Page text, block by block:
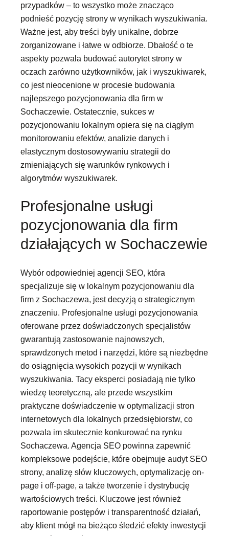
przypadków – to wszystko może znacząco
podnieść pozycję strony w wynikach wyszukiwania.
Ważne jest, aby treści były unikalne, dobrze
zorganizowane i łatwe w odbiorze. Dbałość o te
aspekty pozwala budować autorytet strony w
oczach zarówno użytkowników, jak i wyszukiwarek,
co jest nieocenione w procesie budowania
najlepszego pozycjonowania dla firm w
Sochaczewie. Ostatecznie, sukces w
pozycjonowaniu lokalnym opiera się na ciągłym
monitorowaniu efektów, analizie danych i
elastycznym dostosowywaniu strategii do
zmieniających się warunków rynkowych i
algorytmów wyszukiwarek.
Profesjonalne usługi
pozycjonowania dla firm
działających w Sochaczewie
Wybór odpowiedniej agencji SEO, która
specjalizuje się w lokalnym pozycjonowaniu dla
firm z Sochaczewa, jest decyzją o strategicznym
znaczeniu. Profesjonalne usługi pozycjonowania
oferowane przez doświadczonych specjalistów
gwarantują zastosowanie najnowszych,
sprawdzonych metod i narzędzi, które są niezbędne
do osiągnięcia wysokich pozycji w wynikach
wyszukiwania. Tacy eksperci posiadają nie tylko
wiedzę teoretyczną, ale przede wszystkim
praktyczne doświadczenie w optymalizacji stron
internetowych dla lokalnych przedsiębiorstw, co
pozwala im skutecznie konkurować na rynku
Sochaczewa. Agencja SEO powinna zapewnić
kompleksowe podejście, które obejmuje audyt SEO
strony, analizę słów kluczowych, optymalizację on-
page i off-page, a także tworzenie i dystrybucję
wartościowych treści. Kluczowe jest również
raportowanie postępów i transparentność działań,
aby klient mógł na bieżąco śledzić efekty inwestycji